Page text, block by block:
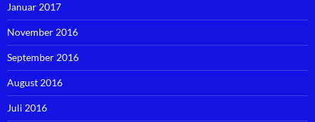
Januar 2017
November 2016
September 2016
August 2016
Juli 2016